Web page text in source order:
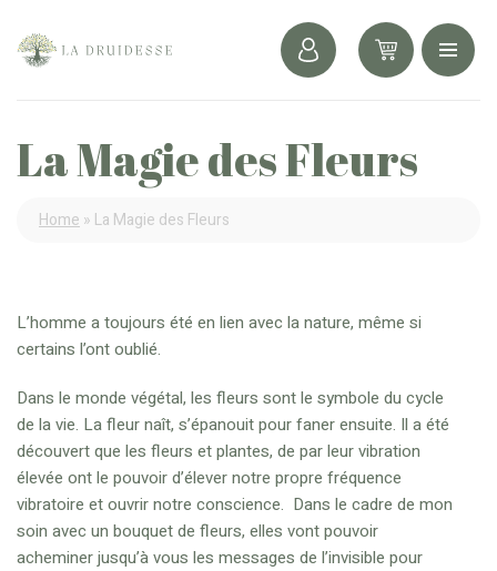
La Magie des Fleurs
Home » La Magie des Fleurs
L’homme a toujours été en lien avec la nature, même si
certains l’ont oublié.
Dans le monde végétal, les fleurs sont le symbole du cycle
de la vie. La fleur naît, s’épanouit pour faner ensuite. Il a été
découvert que les fleurs et plantes, de par leur vibration
élevée ont le pouvoir d’élever notre propre fréquence
vibratoire et ouvrir notre conscience. Dans le cadre de mon
soin avec un bouquet de fleurs, elles vont pouvoir
acheminer jusqu’à vous les messages de l’invisible pour